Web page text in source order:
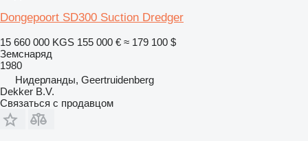
Dongepoort SD300 Suction Dredger
15 660 000 KGS 155 000 € ≈ 179 100 $
Земснаряд
1980
Нидерланды, Geertruidenberg
Dekker B.V.
Связаться с продавцом